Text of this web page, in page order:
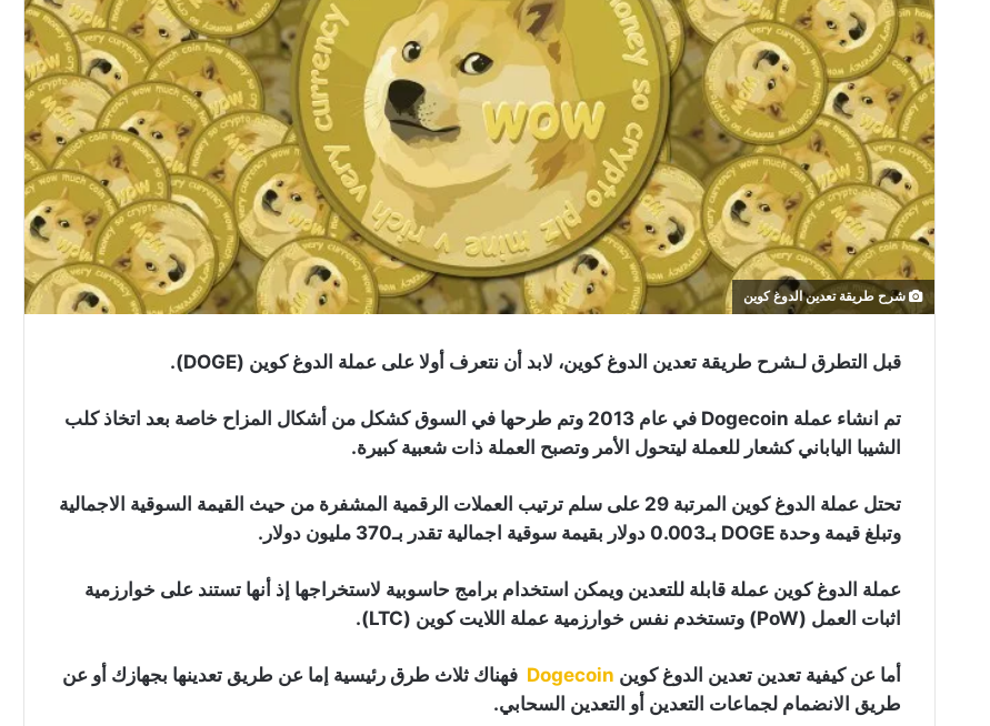
شرح طريقة تعدين الدوغ كوين
قبل التطرق لـشرح طريقة تعدين الدوغ كوين، لابد أن نتعرف أولا على عملة الدوغ كوين (DOGE).
تم انشاء عملة Dogecoin في عام 2013 وتم طرحها في السوق كشكل من أشكال المزاح خاصة بعد اتخاذ كلب
الشيبا الياباني كشعار للعملة ليتحول الأمر وتصبح العملة ذات شعبية كبيرة.
تحتل عملة الدوغ كوين المرتبة 29 على سلم ترتيب العملات الرقمية المشفرة من حيث القيمة السوقية الاجمالية
وتبلغ قيمة وحدة DOGE بـ0.003 دولار بقيمة سوقية اجمالية تقدر بـ370 مليون دولار.
عملة الدوغ كوين عملة قابلة للتعدين ويمكن استخدام برامج حاسوبية لاستخراجها إذ أنها تستند على خوارزمية
اثبات العمل (PoW) وتستخدم نفس خوارزمية عملة اللايت كوين (LTC).
أما عن كيفية تعدين تعدين الدوغ كوين Dogecoin فهناك ثلاث طرق رئيسية إما عن طريق تعدينها بجهازك أو عن
طريق الانضمام لجماعات التعدين أو التعدين السحابي.